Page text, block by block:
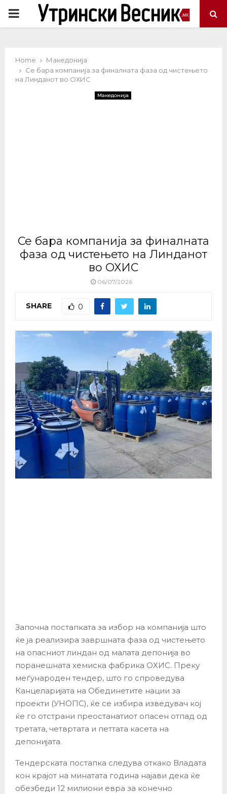
PRIMARY
Home
Македонија
Се бара компанија за финалната фаза од чистењето
на Линданот во ОХИС
Македонија
Се бара компанија за финалната
фаза од чистењето на Линданот
во ОХИС
06/07/2026
SHARE 0
Започна постапката за избор на компанија што
ќе ја реализира завршната фаза од чистењето
на опасниот линдан од малата депонија во
поранешната хемиска фабрика ОХИС. Преку
меѓународен тендер, што го спроведува
Канцеларијата на Обединетите нации за
проекти (УНОПС), ќе се избира изведувач кој
ќе го отстрани преостанатиот опасен отпад од
третата, четвртата и петтата касета на
депонијата.
Тендерската постапка следува откако Владата
кон крајот на минатата година најави дека ќе
обезбеди 12 милиони евра за конечно